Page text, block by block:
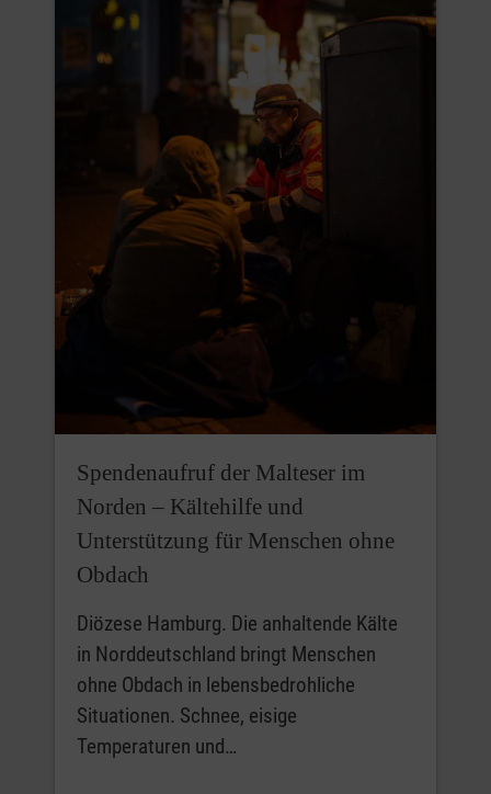
Spendenaufruf der Malteser im
Norden – Kältehilfe und
Unterstützung für Menschen ohne
Obdach
Diözese Hamburg. Die anhaltende Kälte
in Norddeutschland bringt Menschen
ohne Obdach in lebensbedrohliche
Situationen. Schnee, eisige
Temperaturen und…